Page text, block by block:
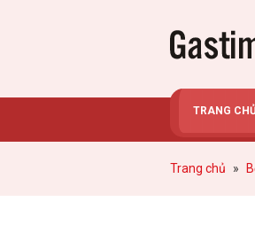
TRANG
Trang chủ »